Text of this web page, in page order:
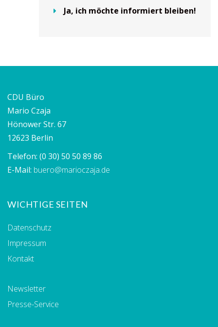
Ja, ich möchte informiert bleiben!
CDU Büro
Mario Czaja
Hönower Str. 67
12623 Berlin
Telefon: (0 30) 50 50 89 86
E-Mail: buero@marioczaja.de
WICHTIGE SEITEN
Datenschutz
Impressum
Kontakt
Newsletter
Presse-Service